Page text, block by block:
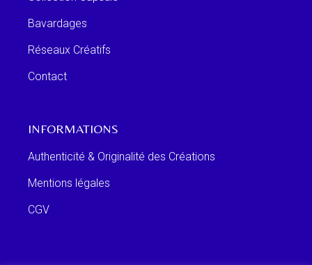
Bavardages
Réseaux Créatifs
Contact
INFORMATIONS
Authenticité & Originalité des Créations
Mentions légales
CGV